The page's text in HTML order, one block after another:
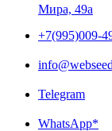
Мира, 49a
+7(995)009-
Telegram
WhatsApp*